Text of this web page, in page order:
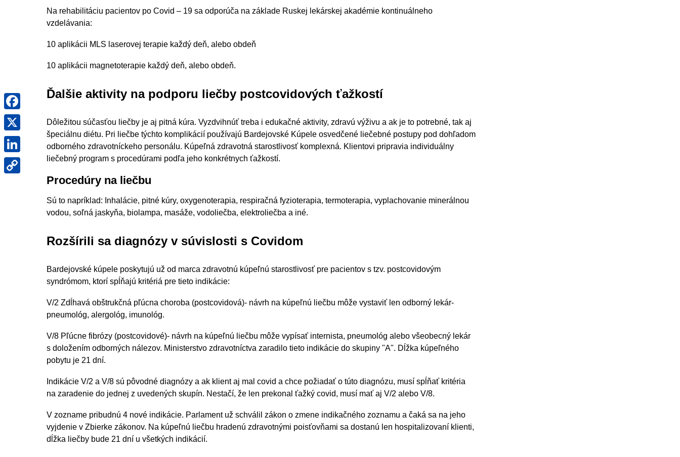
Na rehabilitáciu pacientov po Covid – 19 sa odporúča na základe Ruskej lekárskej akadémie kontinuálneho
vzdelávania:
10 aplikácii MLS laserovej terapie každý deň, alebo obdeň
10 aplikácii magnetoterapie každý deň, alebo obdeň.
Ďalšie aktivity na podporu liečby postcovidových ťažkostí
Dôležitou súčasťou liečby je aj pitná kúra. Vyzdvihnúť treba i edukačné aktivity, zdravú výživu a ak je to potrebné, tak aj
špeciálnu diétu. Pri liečbe týchto komplikácií používajú Bardejovské Kúpele osvedčené liečebné postupy pod dohľadom
odborného zdravotníckeho personálu. Kúpeľná zdravotná starostlivosť komplexná. Klientovi pripravia individuálny
liečebný program s procedúrami podľa jeho konkrétnych ťažkostí.
Procedúry na liečbu
Sú to napríklad: Inhalácie, pitné kúry, oxygenoterapia, respiračná fyzioterapia, termoterapia, vyplachovanie minerálnou
vodou, soľná jaskyňa, biolampa, masáže, vodoliečba, elektroliečba a iné.
Rozšírili sa diagnózy v súvislosti s Covidom
Bardejovské kúpele poskytujú už od marca zdravotnú kúpeľnú starostlivosť pre pacientov s tzv. postcovidovým
syndrómom, ktorí spĺňajú kritériá pre tieto indikácie:
V/2 Zdĺhavá obštrukčná pľúcna choroba (postcovidová)- návrh na kúpeľnú liečbu môže vystaviť len odborný lekár-
pneumológ, alergológ, imunológ.
V/8 Pľúcne fibrózy (postcovidové)- návrh na kúpeľnú liečbu môže vypísať internista, pneumológ alebo všeobecný lekár
s doložením odborných nálezov. Ministerstvo zdravotníctva zaradilo tieto indikácie do skupiny "A". Dĺžka kúpeľného
pobytu je 21 dní.
Indikácie V/2 a V/8 sú pôvodné diagnózy a ak klient aj mal covid a chce požiadať o túto diagnózu, musí spĺňať kritéria
na zaradenie do jednej z uvedených skupín. Nestačí, že len prekonal ťažký covid, musí mať aj V/2 alebo V/8.
V zozname pribudnú 4 nové indikácie. Parlament už schválil zákon o zmene indikačného zoznamu a čaká sa na jeho
vyjdenie v Zbierke zákonov. Na kúpeľnú liečbu hradenú zdravotnými poisťovňami sa dostanú len hospitalizovaní klienti,
dĺžka liečby bude 21 dní u všetkých indikácií.
Facebook
LinkedIn
Copy
Link